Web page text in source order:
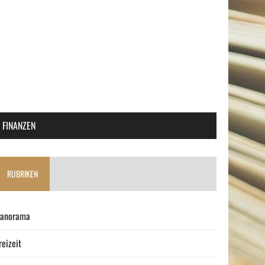
FINANZEN
RUBRIKEN